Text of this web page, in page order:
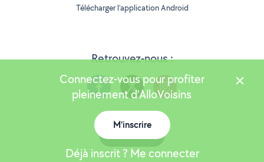
Retrouvez-nous :
Télécharger l’application Android
Version 25.6.0
Connectez-vous pour profiter
pleinement d'AlloVoisins
M'inscrire
Déjà inscrit ? Me connecter